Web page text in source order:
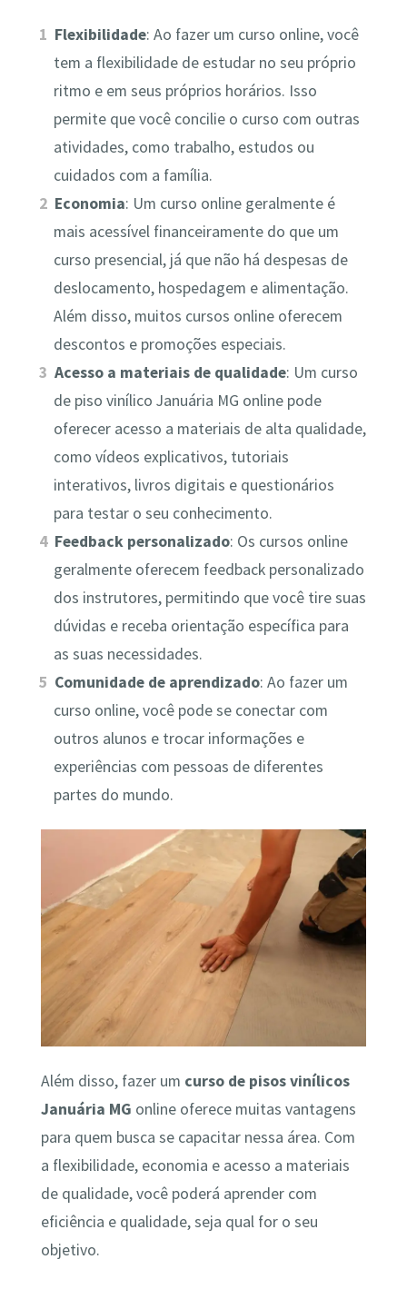
Flexibilidade: Ao fazer um curso online, você
tem a flexibilidade de estudar no seu próprio
ritmo e em seus próprios horários. Isso
permite que você concilie o curso com outras
atividades, como trabalho, estudos ou
cuidados com a família.
Economia: Um curso online geralmente é
mais acessível financeiramente do que um
curso presencial, já que não há despesas de
deslocamento, hospedagem e alimentação.
Além disso, muitos cursos online oferecem
descontos e promoções especiais.
Acesso a materiais de qualidade: Um curso
de piso vinílico Januária MG online pode
oferecer acesso a materiais de alta qualidade,
como vídeos explicativos, tutoriais
interativos, livros digitais e questionários
para testar o seu conhecimento.
Feedback personalizado: Os cursos online
geralmente oferecem feedback personalizado
dos instrutores, permitindo que você tire suas
dúvidas e receba orientação específica para
as suas necessidades.
Comunidade de aprendizado: Ao fazer um
curso online, você pode se conectar com
outros alunos e trocar informações e
experiências com pessoas de diferentes
partes do mundo.
Além disso, fazer um curso de pisos vinílicos
Januária MG online oferece muitas vantagens
para quem busca se capacitar nessa área. Com
a flexibilidade, economia e acesso a materiais
de qualidade, você poderá aprender com
eficiência e qualidade, seja qual for o seu
objetivo.